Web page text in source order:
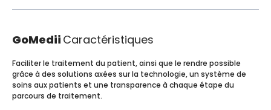
GoMedii Caractéristiques
Faciliter le traitement du patient, ainsi que le rendre possible
grâce à des solutions axées sur la technologie, un système de
soins aux patients et une transparence à chaque étape du
parcours de traitement.